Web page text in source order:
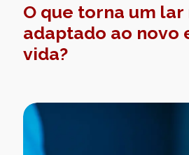
O que torna um
adaptado ao novo
vida?